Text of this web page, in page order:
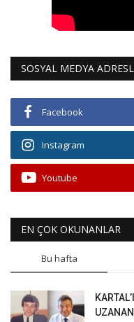
SOSYAL MEDYA
Facebook
Instagram
Youtube
EN ÇOK OKUNANLAR
Bu hafta